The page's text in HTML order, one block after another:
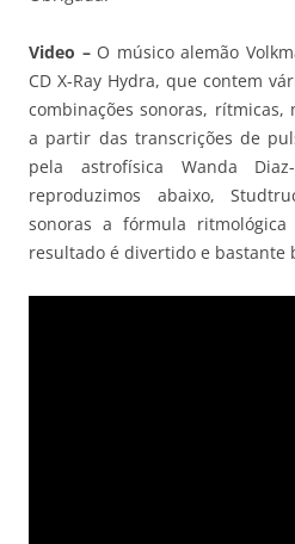
Video – O músico alemão
CD X-Ray Hydra, que contem
combinações sonoras, rítmicas,
a partir das transcrições de
pela astrofísica Wanda
reproduzimos abaixo,
sonoras a fórmula
resultado é divertido e bastante